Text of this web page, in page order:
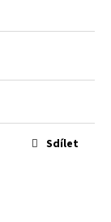
Sdílet